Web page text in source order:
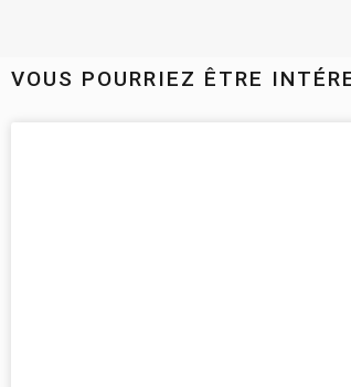
VOUS POURRIEZ ÊTRE